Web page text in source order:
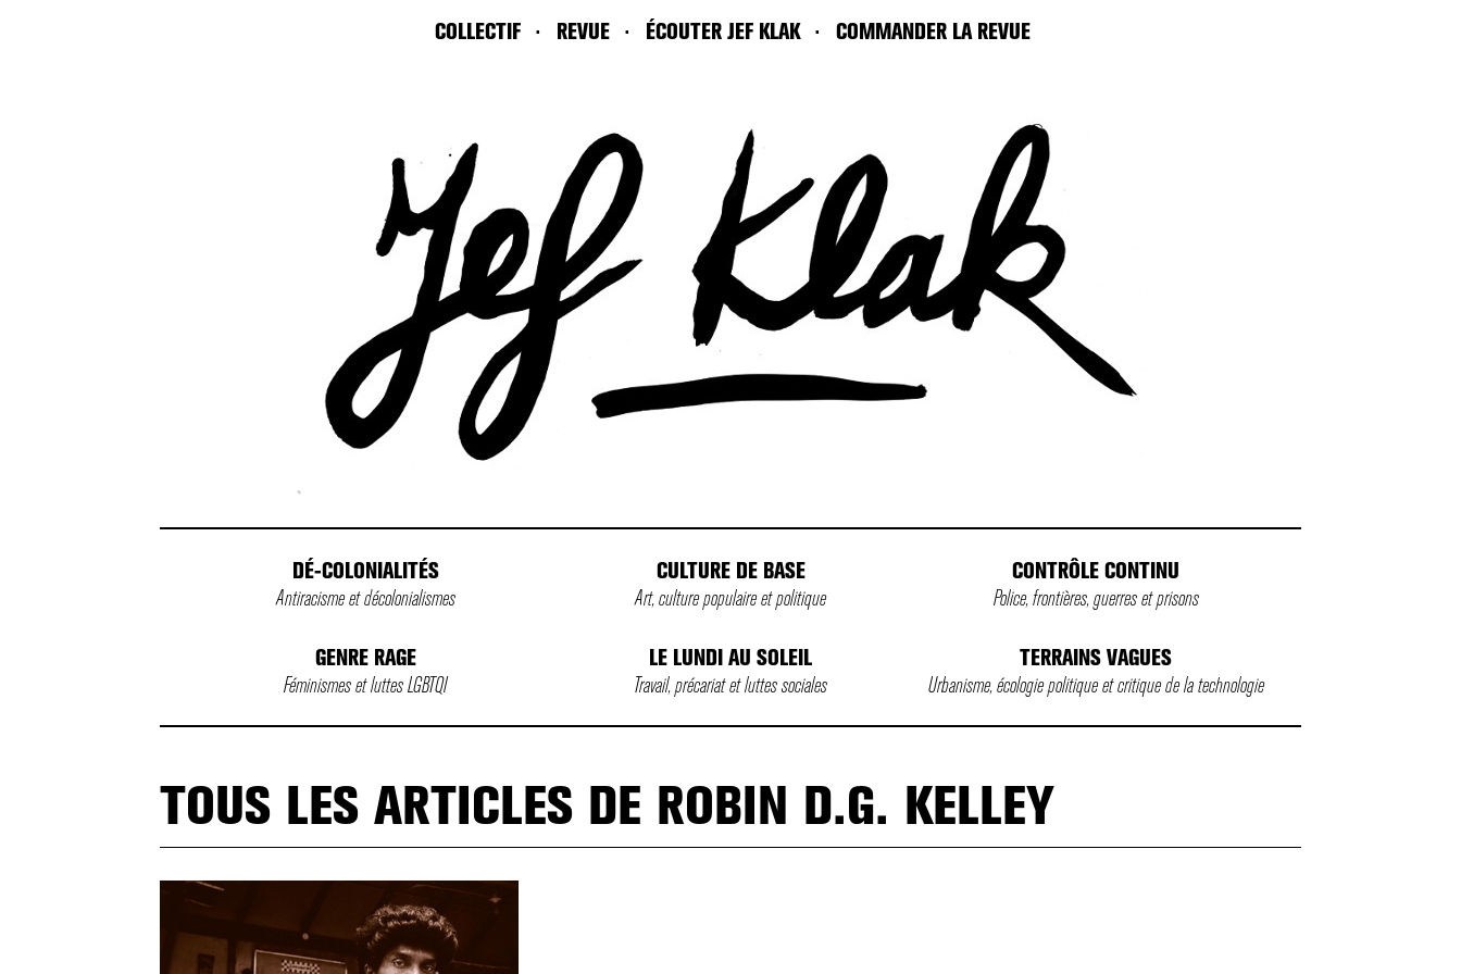
COLLECTIF REVUE ÉCOUTER JEF KLAK COMMANDER LA REVUE
DÉ-COLONIALITÉS
Antiracisme et décolonialismes
CULTURE DE BASE
Art, culture populaire et politique
CONTRÔLE CONTINU
Police, frontières, guerres et prisons
GENRE RAGE
Féminismes et luttes LGBTQI
LE LUNDI AU SOLEIL
Travail, précariat et luttes sociales
TERRAINS VAGUES
Urbanisme, écologie politique et critique de la technologie
TOUS LES ARTICLES DE ROBIN D.G. KELLEY